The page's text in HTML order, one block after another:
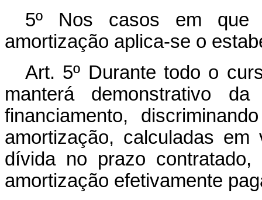
5º Nos casos em que
amortização aplica-se o
Art. 5º Durante todo o
manterá demonstrativo
financiamento,
amortização, calculadas
dívida no prazo
amortização efetivamente